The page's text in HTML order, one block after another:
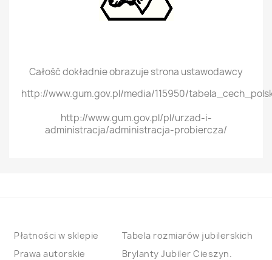
Całość dokładnie obrazuje strona ustawodawcy
http://www.gum.gov.pl/media/115950/
http://www.gum.gov.pl/pl/urzad-i-
administracja/administracja-probiercza/
Płatności w sklepie
Prawa autorskie
Tabela rozmiarów jubilerskich
Brylanty Jubiler Cieszyn.